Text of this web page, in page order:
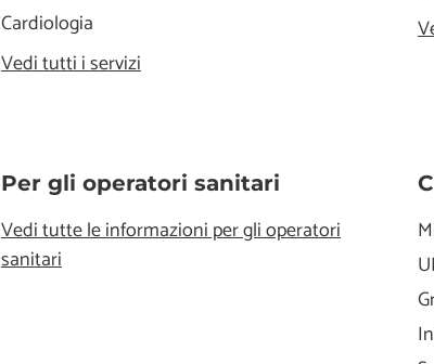
Cardiologia
Vedi tutti i servizi
Per gli operatori sanitari
Vedi tutte le informazioni per gli operatori
sanitari